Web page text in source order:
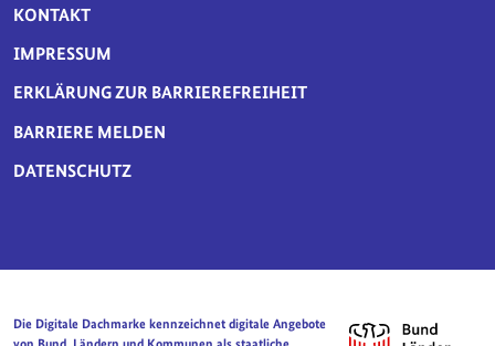
KONTAKT
IMPRESSUM
ERKLÄRUNG ZUR BARRIEREFREIHEIT
BARRIERE MELDEN
DATENSCHUTZ
Die Digitale Dachmarke kennzeichnet digitale Angebote